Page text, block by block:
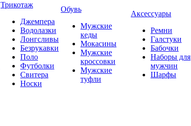
Трикотаж
Джемпера
Водолазки
Лонгсливы
Безрукавки
Поло
Футболки
Свитера
Носки
Обувь
Мужские
кеды
Мокасины
Мужские
кроссовки
Мужские
туфли
Аксессуары
Ремни
Галстуки
Бабочки
Наборы для
мужчин
Шарфы